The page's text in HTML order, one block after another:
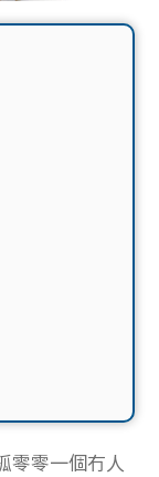
零零一個冇人